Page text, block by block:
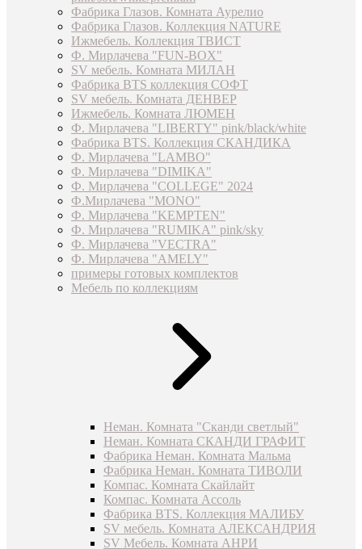
Фабрика Глазов. Комната Аурелио
Фабрика Глазов. Коллекция NATURE
Ижмебель. Коллекция ТВИСТ
Ф. Мирлачева "FUN-BOX"
SV мебель. Комната МИЛАН
Фабрика BTS коллекция СОФТ
SV мебель. Комната ДЕНВЕР
Ижмебель. Комната ЛЮМЕН
Ф. Мирлачева "LIBERTY" pink/black/white
Фабрика BTS. Коллекция СКАНДИКА
Ф. Мирлачева "LAMBO"
Ф. Мирлачева "DIMIKA"
Ф. Мирлачева "COLLEGE" 2024
Ф.Мирлачева "MONO"
Ф. Мирлачева "KEMPTEN"
Ф. Мирлачева "RUMIKA" pink/sky
Ф. Мирлачева "VECTRA"
Ф. Мирлачева "AMELY"
примеры готовых комплектов
Мебель по коллекциям
Неман. Комната "Сканди светлый"
Неман. Комната СКАНДИ ГРАФИТ
Фабрика Неман. Комната Мальма
Фабрика Неман. Комната ТИВОЛИ
Компас. Комната Скайлайт
Компас. Комната Ассоль
Фабрика BTS. Коллекция МАЛИБУ
SV мебель. Комната АЛЕКСАНДРИЯ
SV Мебель. Комната АНРИ